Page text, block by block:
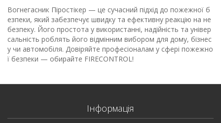
Вогнегасник Піростікер — це сучасний підхід до пожежної б
езпеки, який забезпечує швидку та ефективну реакцію на не
безпеку. Його простота у використанні, надійність та універ
сальність роблять його відмінним вибором для дому, бізнес
у чи автомобіля. Довіряйте професіоналам у сфері пожежно
ї безпеки — обирайте FIRECONTROL!
Інформація